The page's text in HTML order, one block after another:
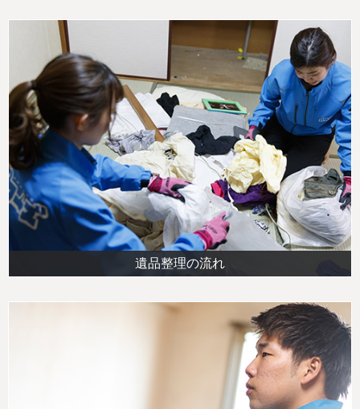
遺品整理の流れ